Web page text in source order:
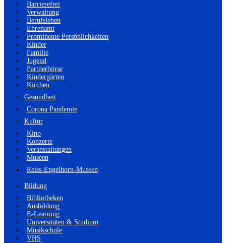
Barrierefrei
Verwaltung
Berufsleben
Ehrenamt
Prominente Persönlichkeiten
Kinder
Familie
Jugend
Partnerbörse
Kindergärten
Kirchen
Gesundheit
Corona Pandemie
Kultur
Kino
Konzerte
Veranstaltungen
Museen
Reiss-Engelhorn-Museen
Bildung
Bibliotheken
Ausbildung
E-Learning
Universitäten & Studium
Musikschule
VHS